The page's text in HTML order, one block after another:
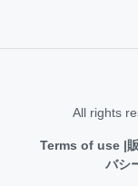
All rights
Terms of use
バシ